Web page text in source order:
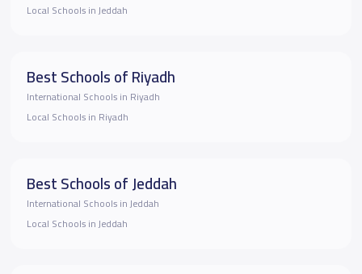
Local Schools in Jeddah
Best Schools of Riyadh
International Schools in Riyadh
Local Schools in Riyadh
Best Schools of Jeddah
International Schools in Jeddah
Local Schools in Jeddah